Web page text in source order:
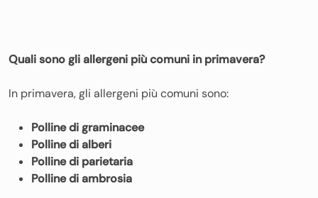
Quali sono gli allergeni più comuni in primavera?
In primavera, gli allergeni più comuni sono:
Polline di graminacee
Polline di alberi
Polline di parietaria
Polline di ambrosia